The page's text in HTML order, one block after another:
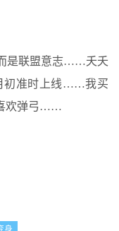
是联盟意志……夭夭
初准时上线……我买
欢弹弓……